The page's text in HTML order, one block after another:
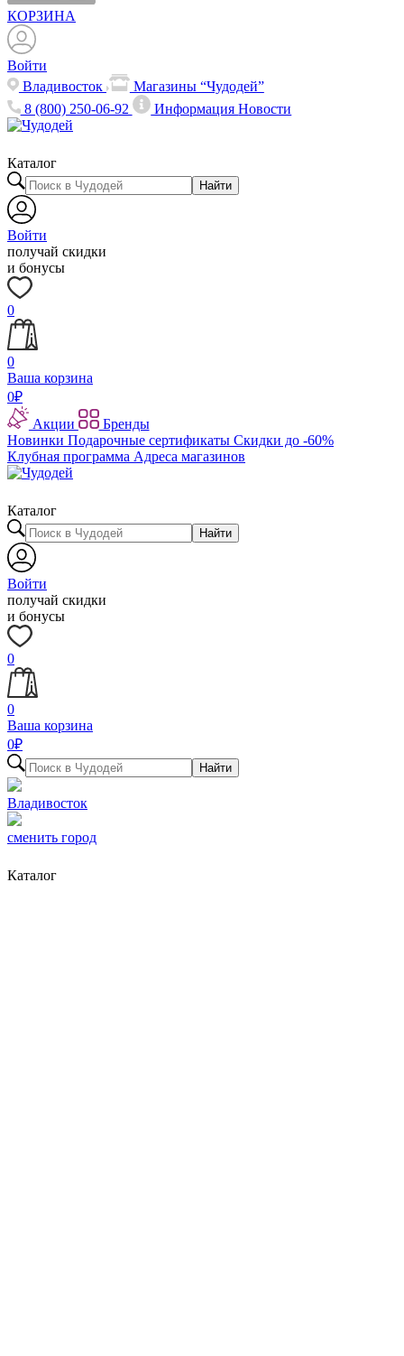
КОРЗИНА
Войти
Владивосток
Магазины “Чудодей”
8 (800) 250-06-92
ИнформацияНовости
Каталог
Найти
Войти
получай скидки
и бонусы
0
0
Ваша корзина
0₽
Акции
Бренды
Новинки Подарочные сертификаты Скидки до -60%
Клубная программа Адреса магазинов
Каталог
Найти
Войти
получай скидки
и бонусы
0
0
Ваша корзина
0₽
Найти
Владивосток
сменить город
Каталог